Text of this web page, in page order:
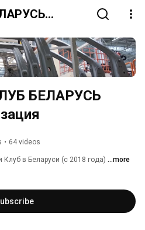
БЕЛАРУСЬ
• 64 videos
в Беларуси (с 2018 года) ...more